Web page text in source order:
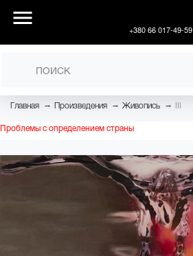
+380 66 017-49-59
Главная → Произведения → Живопись →
Проблемы с определением страны